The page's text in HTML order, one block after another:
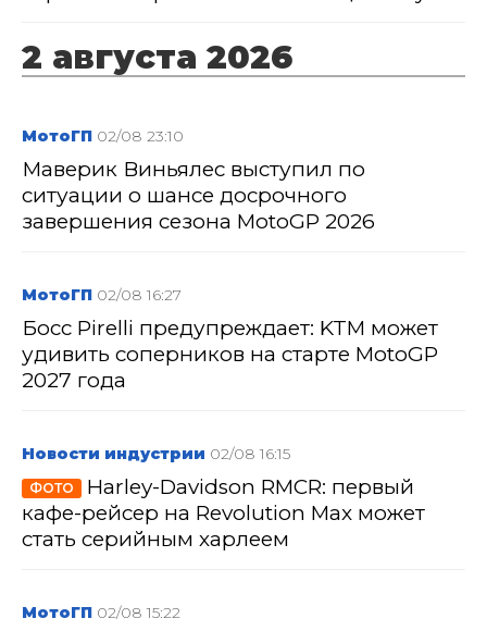
2 августа 2026
МотоГП 02/08 23:10
Маверик Виньялес выступил по
ситуации о шансе досрочного
завершения сезона MotoGP 2026
МотоГП 02/08 16:27
Босс Pirelli предупреждает: KTM может
удивить соперников на старте MotoGP
2027 года
Новости индустрии 02/08 16:15
ФОТО
Harley-Davidson RMCR: первый
кафе-рейсер на Revolution Max может
стать серийным харлеем
МотоГП 02/08 15:22